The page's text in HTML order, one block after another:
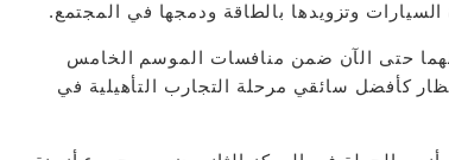
وتزويدها بالطاقة ودمجها في المجتمع.
حتى الآن ضمن منافسات الموسم الخامس
كأفضل سائقي مرحلة التجارب التأهيلية في